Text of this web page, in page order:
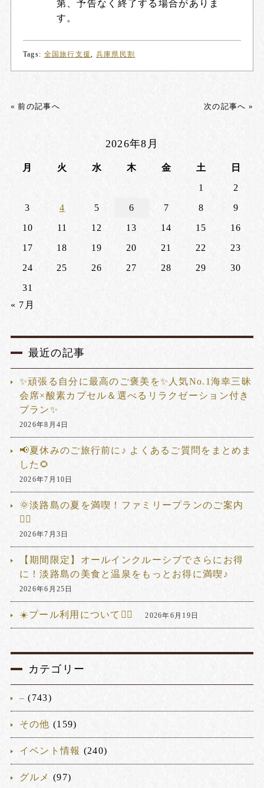
第、予告なく終了する場合がありま
す。
Tags: 全国旅行支援, 兵庫県民割
« 前の記事へ 次の記事へ »
2026年8月
月 火 水 木 金 土
日
1
2
3
4 5 6 7 8
9
10
11 12 13 14 15
16
17
18 19 20 21 22
23
24
25 26 27 28 29
30
31
« 7月
最近の記事
✨頑張る自分に最高のご褒美を✨人気No.1海幸三昧
会席×酸素カプセル＆選べるリラクゼーション付き
プラン✨
2026年8月4日
📢夏休みのご旅行前に♪ よくあるご質問をまとめま
した🌻
2026年7月10日
🌞淡路島の夏を満喫！ファミリープランのご案内
🏊‍♂️
2026年7月3日
【期間限定】オールインクルーシブでさらにお得
に！淡路島の美食と温泉をもっとお得に満喫♪
2026年6月25日
☀️プール利用について🏊‍♂️ 2026年6月19日
カテゴリー
– (743)
その他 (159)
イベント情報 (240)
グルメ (97)